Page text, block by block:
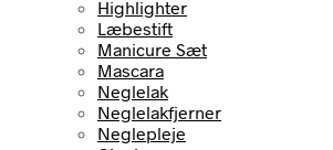
Highlighter
Læbestift
Manicure Sæt
Mascara
Neglelak
Neglelakfjerner
Neglepleje